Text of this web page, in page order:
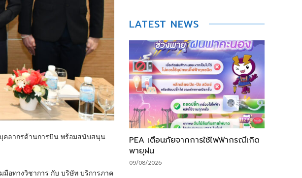
คลากรด้านการบิน พร้อมสนับสนุน
อทางวิชาการ กับ บริษัท บริการภาค
LATEST NEWS
PEA เตือนภัยจากการใช้ไฟฟ้ากรณีเกิด
พายุฝน
09/08/2026